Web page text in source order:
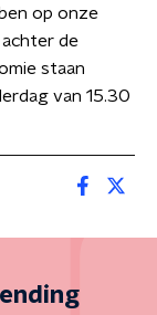
op onze
achter de
staan
van 15.30